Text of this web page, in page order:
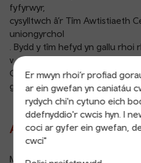
Er mwyn rhoi’r profiad
ar ein gwefan yn caniatáu
rydych chi'n cytuno eich
ddefnyddio'r cwcis hyn. I
coci ar gyfer ein gwefan,
cwci"
fyfyrwyr,
cysylltwch â’r Tîm Awtistiaeth
uniongyrchol
. Bydd y tîm hefyd yn gallu
wybodaeth i chi.
Cofiwch mai dim ond yng
gydnabod ar hyn o bryd.
Ar gyfer pwy mae’r
Mae’r Waled Oren ar gyfer